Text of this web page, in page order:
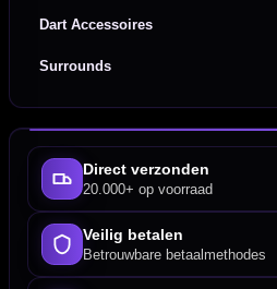
Dart Accessoires
Surrounds
Direct verzonden
20.000+ op voorraad
Veilig betalen
Betrouwbare betaalmethodes